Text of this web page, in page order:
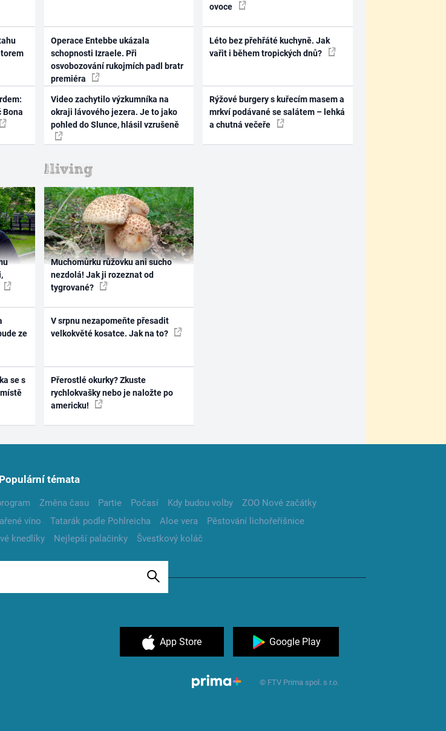
Bona
Operace Entebbe ukázala
schopnosti Izraele. Při
osvobozování rukojmích padl bratr
premiéra
Video zachytilo výzkumníka na
okraji lávového jezera. Je to jako
pohled do Slunce, hlásil vzrušeně
ovoce
Léto bez přehřáté kuchyně. Jak
vařit i během tropických dnů?
Rýžové burgery s kuřecím masem a
mrkví podávané se salátem – lehká
a chutná večeře
ze
se s
Muchomůrku růžovku ani sucho
nezdolá! Jak ji rozeznat od
tygrované?
V srpnu nezapomeňte přesadit
velkokvěté kosatce. Jak na to?
Přerostlé okurky? Zkuste
rychlokvašky nebo je naložte po
americku!
Populární témata
Změna času Partie Počasí Kdy budou volby
ZOO Nové začátky
víno Tatarák podle Pohlreicha Aloe vera
Pěstování lichořeřišnice
knedlíky Nejlepší palačinky Švestkový koláč
App Store Google Play
© FTV Prima spol. s r.o.